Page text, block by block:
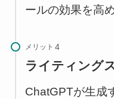
ールの効果を高
メリット
ライティング
ChatGPTが生成